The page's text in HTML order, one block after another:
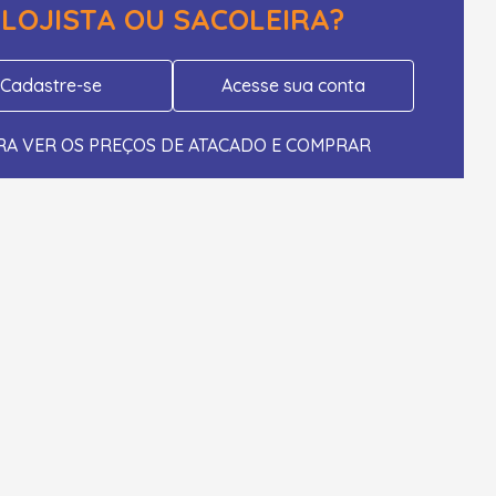
LOJISTA OU SACOLEIRA?
Cadastre-se Acesse sua conta
VER OS PREÇOS DE ATACADO E COMPRAR